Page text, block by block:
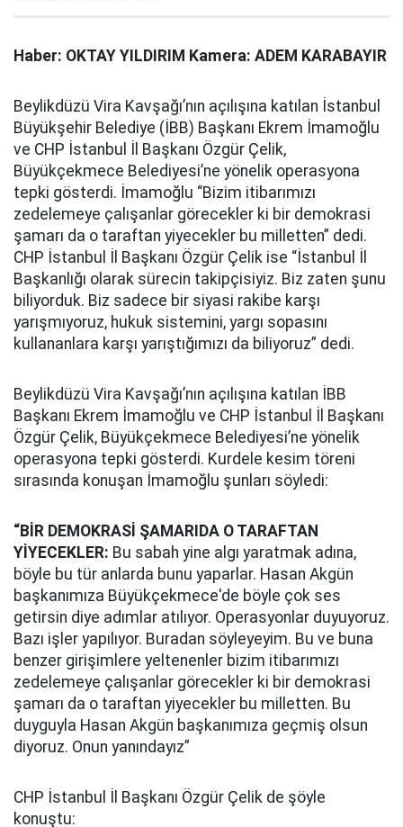
Haber: OKTAY YILDIRIM Kamera: ADEM KARABAYIR
Beylikdüzü Vira Kavşağı’nın açılışına katılan İstanbul
Büyükşehir Belediye (İBB) Başkanı Ekrem İmamoğlu
ve CHP İstanbul İl Başkanı Özgür Çelik,
Büyükçekmece Belediyesi’ne yönelik operasyona
tepki gösterdi. İmamoğlu “Bizim itibarımızı
zedelemeye çalışanlar görecekler ki bir demokrasi
şamarı da o taraftan yiyecekler bu milletten” dedi.
CHP İstanbul İl Başkanı Özgür Çelik ise “İstanbul İl
Başkanlığı olarak sürecin takipçisiyiz. Biz zaten şunu
biliyorduk. Biz sadece bir siyasi rakibe karşı
yarışmıyoruz, hukuk sistemini, yargı sopasını
kullananlara karşı yarıştığımızı da biliyoruz” dedi.
Beylikdüzü Vira Kavşağı’nın açılışına katılan İBB
Başkanı Ekrem İmamoğlu ve CHP İstanbul İl Başkanı
Özgür Çelik, Büyükçekmece Belediyesi’ne yönelik
operasyona tepki gösterdi. Kurdele kesim töreni
sırasında konuşan İmamoğlu şunları söyledi:
“BİR DEMOKRASİ ŞAMARIDA O TARAFTAN
YİYECEKLER: Bu sabah yine algı yaratmak adına,
böyle bu tür anlarda bunu yaparlar. Hasan Akgün
başkanımıza Büyükçekmece'de böyle çok ses
getirsin diye adımlar atılıyor. Operasyonlar duyuyoruz.
Bazı işler yapılıyor. Buradan söyleyeyim. Bu ve buna
benzer girişimlere yeltenenler bizim itibarımızı
zedelemeye çalışanlar görecekler ki bir demokrasi
şamarı da o taraftan yiyecekler bu milletten. Bu
duyguyla Hasan Akgün başkanımıza geçmiş olsun
diyoruz. Onun yanındayız”
CHP İstanbul İl Başkanı Özgür Çelik de şöyle
konuştu: